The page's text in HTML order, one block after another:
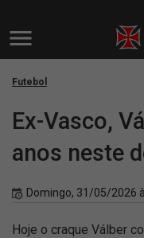
Futebol
Ex-Vasco,
anos neste
Domingo, 31/05/2026
Hoje o craque Válber